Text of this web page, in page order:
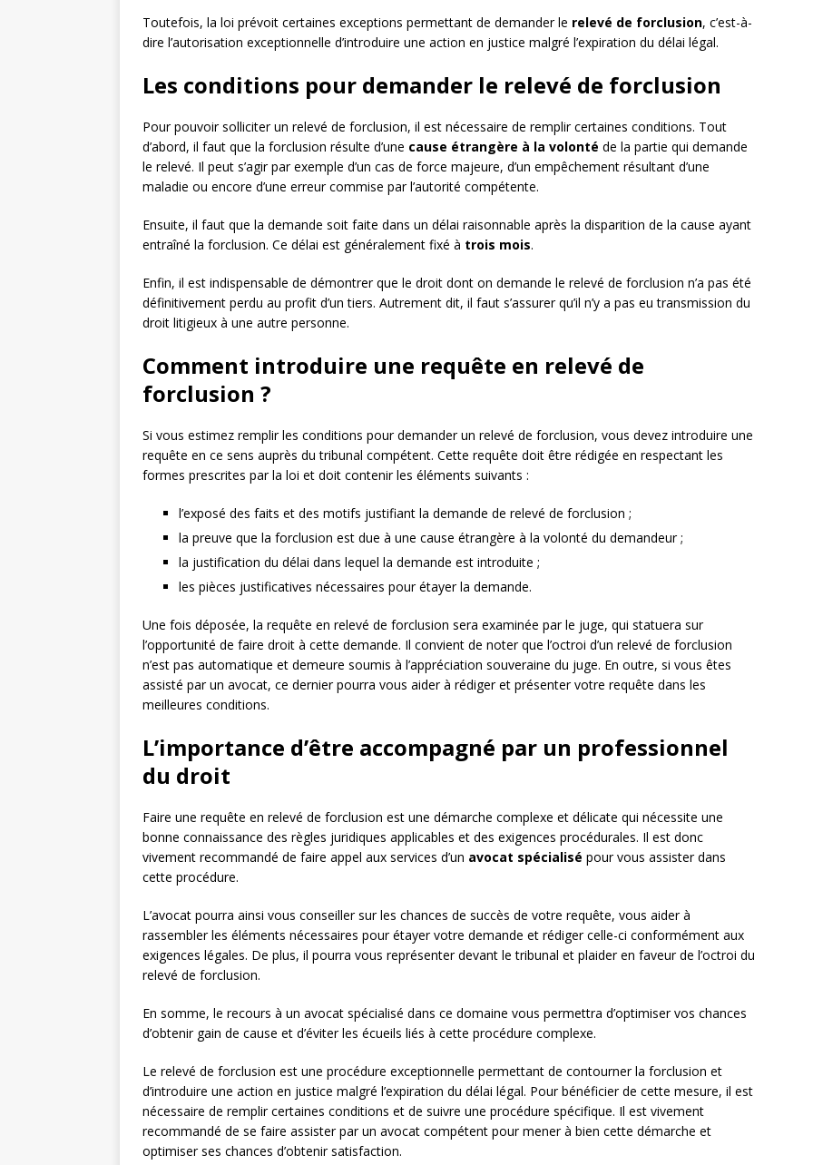
Toutefois, la loi prévoit certaines exceptions permettant de demander le relevé de forclusion, c’est-à-
dire l’autorisation exceptionnelle d’introduire une action en justice malgré l’expiration du délai légal.
Les conditions pour demander le relevé de forclusion
Pour pouvoir solliciter un relevé de forclusion, il est nécessaire de remplir certaines conditions. Tout
d’abord, il faut que la forclusion résulte d’une cause étrangère à la volonté de la partie qui demande
le relevé. Il peut s’agir par exemple d’un cas de force majeure, d’un empêchement résultant d’une
maladie ou encore d’une erreur commise par l’autorité compétente.
Ensuite, il faut que la demande soit faite dans un délai raisonnable après la disparition de la cause ayant
entraîné la forclusion. Ce délai est généralement fixé à trois mois.
Enfin, il est indispensable de démontrer que le droit dont on demande le relevé de forclusion n’a pas été
définitivement perdu au profit d’un tiers. Autrement dit, il faut s’assurer qu’il n’y a pas eu transmission du
droit litigieux à une autre personne.
Comment introduire une requête en relevé de
forclusion ?
Si vous estimez remplir les conditions pour demander un relevé de forclusion, vous devez introduire une
requête en ce sens auprès du tribunal compétent. Cette requête doit être rédigée en respectant les
formes prescrites par la loi et doit contenir les éléments suivants :
l’exposé des faits et des motifs justifiant la demande de relevé de forclusion ;
la preuve que la forclusion est due à une cause étrangère à la volonté du demandeur ;
la justification du délai dans lequel la demande est introduite ;
les pièces justificatives nécessaires pour étayer la demande.
Une fois déposée, la requête en relevé de forclusion sera examinée par le juge, qui statuera sur
l’opportunité de faire droit à cette demande. Il convient de noter que l’octroi d’un relevé de forclusion
n’est pas automatique et demeure soumis à l’appréciation souveraine du juge. En outre, si vous êtes
assisté par un avocat, ce dernier pourra vous aider à rédiger et présenter votre requête dans les
meilleures conditions.
L’importance d’être accompagné par un professionnel
du droit
Faire une requête en relevé de forclusion est une démarche complexe et délicate qui nécessite une
bonne connaissance des règles juridiques applicables et des exigences procédurales. Il est donc
vivement recommandé de faire appel aux services d’un avocat spécialisé pour vous assister dans
cette procédure.
L’avocat pourra ainsi vous conseiller sur les chances de succès de votre requête, vous aider à
rassembler les éléments nécessaires pour étayer votre demande et rédiger celle-ci conformément aux
exigences légales. De plus, il pourra vous représenter devant le tribunal et plaider en faveur de l’octroi du
relevé de forclusion.
En somme, le recours à un avocat spécialisé dans ce domaine vous permettra d’optimiser vos chances
d’obtenir gain de cause et d’éviter les écueils liés à cette procédure complexe.
Le relevé de forclusion est une procédure exceptionnelle permettant de contourner la forclusion et
d’introduire une action en justice malgré l’expiration du délai légal. Pour bénéficier de cette mesure, il est
nécessaire de remplir certaines conditions et de suivre une procédure spécifique. Il est vivement
recommandé de se faire assister par un avocat compétent pour mener à bien cette démarche et
optimiser ses chances d’obtenir satisfaction.